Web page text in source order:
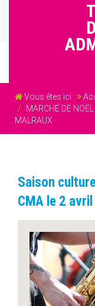
Vous êtes ici :
MARCHÉ DE
MALRAUX
Saison
CMA le 2